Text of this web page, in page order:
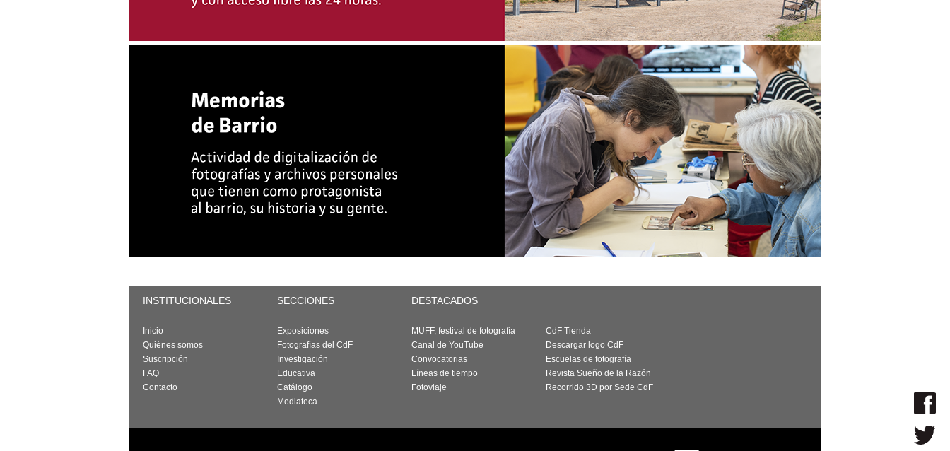
INSTITUCIONALES SECCIONES DESTACADOS
Inicio
Quiénes somos
Suscripción
FAQ
Contacto
Exposiciones
Fotografías del CdF
Investigación
Educativa
Catálogo
Mediateca
MUFF, festival de fotografía
Canal de YouTube
Convocatorias
Líneas de tiempo
Fotoviaje
CdF Tienda
Descargar logo CdF
Escuelas de fotografía
Revista Sueño de la Razón
Recorrido 3D por Sede CdF